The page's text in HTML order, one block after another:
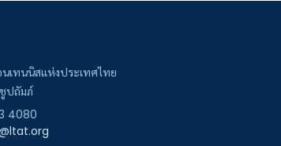
เทนนิสแห่งประเทศไทย
ปถัมภ์
4080